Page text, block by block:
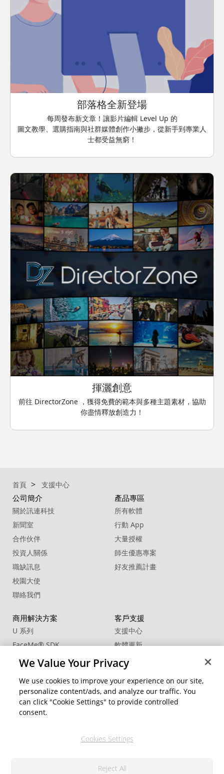
部落格全新登場
每周發布新文章！讓影片編輯 Level Up 的
圖文教學、選購指南與社群媒體創作小撇步，從新手到專業人
士都受益無窮！
揮灑創意
前往 DirectorZone ，獲得免費的範本與多種主題素材，協助
你盡情釋放創造力！
首頁 支援中心
公司簡介
關於訊連科技
新聞室
合作伙伴
投資人關係
職缺訊息
校園大使
聯絡我們
產品專區
所有軟體
行動 App
大量授權
師生優惠專案
好友推薦計畫
商用解決方案
U 系列
FaceMe®SDK
客戶支援
支援中心
軟體更新
教學中心
CCP國際專業認證
社群資源
會員專區
變更地區
We Value Your Privacy
We use cookies to improve your experience on our site,
personalize content/ads, and analyze our traffic. You
can click "Cookie Settings" to provide controlled
consent.
Cookies Settings
Reject All